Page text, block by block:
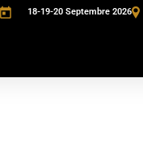
18-19-20 Septembre 2026